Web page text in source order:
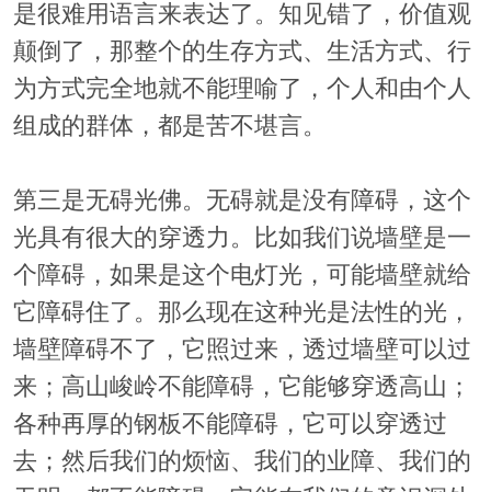
是很难用语言来表达了。知见错了，价值观
颠倒了，那整个的生存方式、生活方式、行
为方式完全地就不能理喻了，个人和由个人
组成的群体，都是苦不堪言。
第三是无碍光佛。无碍就是没有障碍，这个
光具有很大的穿透力。比如我们说墙壁是一
个障碍，如果是这个电灯光，可能墙壁就给
它障碍住了。那么现在这种光是法性的光，
墙壁障碍不了，它照过来，透过墙壁可以过
来；高山峻岭不能障碍，它能够穿透高山；
各种再厚的钢板不能障碍，它可以穿透过
去；然后我们的烦恼、我们的业障、我们的